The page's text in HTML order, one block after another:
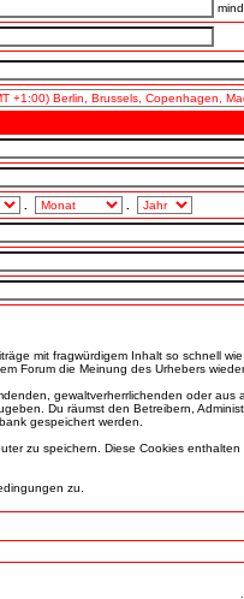
mit fragwürdigem Inhalt so schnell
Forum die Meinung des Urhebers
gewaltverherrlichenden oder
Du räumst den Betreibern,
gespeichert werden.
zu speichern. Diese Cookies
zu.